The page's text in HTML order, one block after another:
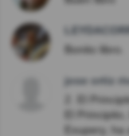
Bonito libro.
jose ortiz
2. El
El
Exupery,